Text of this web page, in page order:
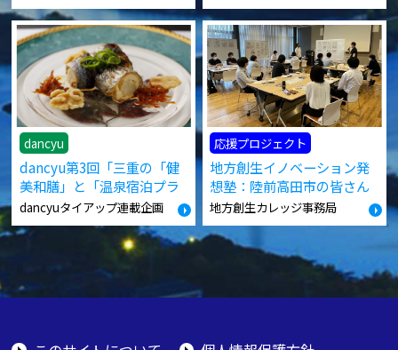
dancyu
dancyu第3回「三重の「健
美和膳」と「温泉宿泊プラ
ン」」
dancyuタイアップ連載企画
応援プロジェクト
地方創生イノベーション発
想塾：陸前高田市の皆さん
の躍進
地方創生カレッジ事務局